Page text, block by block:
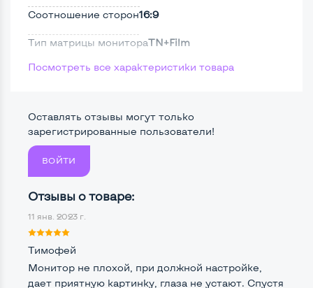
Соотношение сторон16:9
Тип матрицы монитораTN+Film
Тип подсветки монитораLED
Разъемы подключения:
Крепление сзади, типа VESA
Интерфейс подключения VGA
Интерфейс подключения DVI
Посмотреть все характеристики товара
Оставлять отзывы могут только
зарегистрированные пользователи!
ВОЙТИ
Отзывы о товаре:
11 янв. 2023 г.
Тимофей
Монитор не плохой, при должной настройке,
дает приятную картинку, глаза не устают. Спустя